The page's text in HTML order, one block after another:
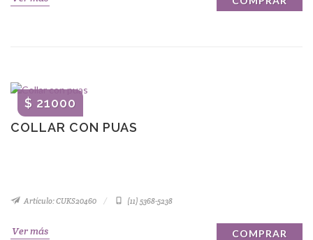
COLLAR CON PUAS
$ 21000
Artículo: CUKS20460 (11) 5368-5238
Ver más COMPRAR